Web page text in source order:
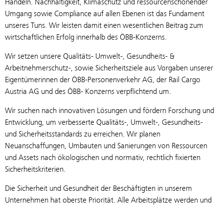
Umgang sowie Compliance auf allen Ebenen ist das Fundament
unseres Tuns. Wir leisten damit einen wesentlichen Beitrag zum
wirtschaftlichen Erfolg innerhalb des ÖBB-Konzerns.
Wir setzen unsere Qualitäts- Umwelt-, Gesundheits- &
Arbeitnehmerschutz-, sowie Sicherheitsziele aus Vorgaben unserer
Eigentümerinnen der ÖBB-Personenverkehr AG, der Rail Cargo
Austria AG und des ÖBB- Konzerns verpflichtend um.
Wir suchen nach innovativen Lösungen und fördern Forschung und
Entwicklung, um verbesserte Qualitäts-, Umwelt-, Gesundheits-
und Sicherheitsstandards zu erreichen. Wir planen
Neuanschaffungen, Umbauten und Sanierungen von Ressourcen
und Assets nach ökologischen und normativ, rechtlich fixierten
Sicherheitskriterien.
Die Sicherheit und Gesundheit der Beschäftigten in unserem
Unternehmen hat oberste Priorität. Alle Arbeitsplätze werden und